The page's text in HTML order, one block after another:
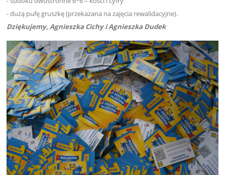
- dużą pufę gruszkę (przekazana na zajęcia rewalidacyjne).
Dziękujemy, Agnieszka Cichy i Agnieszka Dudek